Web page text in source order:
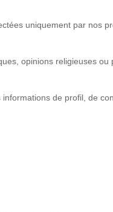
uniquement par nos
opinions religieuses
de profil, de